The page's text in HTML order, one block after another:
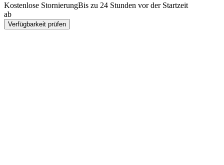
Kostenlose StornierungBis zu 24 Stunden vor der Startzeit
ab
Verfügbarkeit prüfen